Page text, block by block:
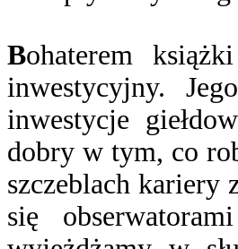
Bohaterem
inwestycyjny.
inwestycje
dobry w tym, co
szczeblach kariery
się